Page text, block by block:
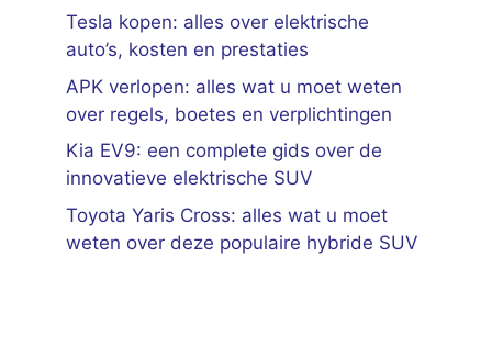
Tesla kopen: alles over elektrische
auto’s, kosten en prestaties
APK verlopen: alles wat u moet weten
over regels, boetes en verplichtingen
Kia EV9: een complete gids over de
innovatieve elektrische SUV
Toyota Yaris Cross: alles wat u moet
weten over deze populaire hybride SUV